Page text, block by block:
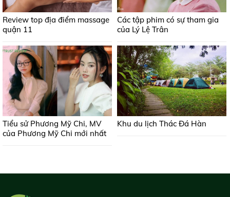
Review top địa điểm massage
quận 11
Các tập phim có sự tham gia
của Lý Lệ Trân
Tiểu sử Phương Mỹ Chi, MV
của Phương Mỹ Chi mới nhất
Khu du lịch Thác Đá Hàn